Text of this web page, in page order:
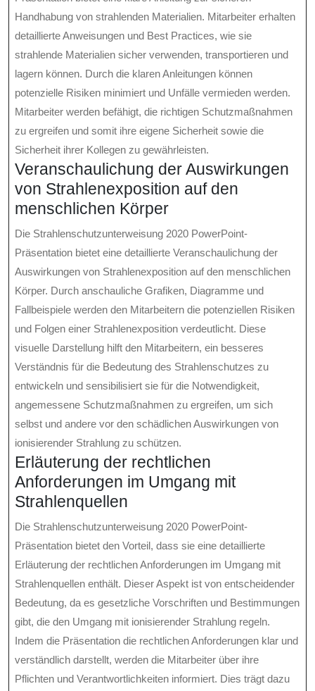
Handhabung von strahlenden Materialien. Mitarbeiter erhalten
detaillierte Anweisungen und Best Practices, wie sie
strahlende Materialien sicher verwenden, transportieren und
lagern können. Durch die klaren Anleitungen können
potenzielle Risiken minimiert und Unfälle vermieden werden.
Mitarbeiter werden befähigt, die richtigen Schutzmaßnahmen
zu ergreifen und somit ihre eigene Sicherheit sowie die
Sicherheit ihrer Kollegen zu gewährleisten.
Veranschaulichung der Auswirkungen
von Strahlenexposition auf den
menschlichen Körper
Die Strahlenschutzunterweisung 2020 PowerPoint-
Präsentation bietet eine detaillierte Veranschaulichung der
Auswirkungen von Strahlenexposition auf den menschlichen
Körper. Durch anschauliche Grafiken, Diagramme und
Fallbeispiele werden den Mitarbeitern die potenziellen Risiken
und Folgen einer Strahlenexposition verdeutlicht. Diese
visuelle Darstellung hilft den Mitarbeitern, ein besseres
Verständnis für die Bedeutung des Strahlenschutzes zu
entwickeln und sensibilisiert sie für die Notwendigkeit,
angemessene Schutzmaßnahmen zu ergreifen, um sich
selbst und andere vor den schädlichen Auswirkungen von
ionisierender Strahlung zu schützen.
Erläuterung der rechtlichen
Anforderungen im Umgang mit
Strahlenquellen
Die Strahlenschutzunterweisung 2020 PowerPoint-
Präsentation bietet den Vorteil, dass sie eine detaillierte
Erläuterung der rechtlichen Anforderungen im Umgang mit
Strahlenquellen enthält. Dieser Aspekt ist von entscheidender
Bedeutung, da es gesetzliche Vorschriften und Bestimmungen
gibt, die den Umgang mit ionisierender Strahlung regeln.
Indem die Präsentation die rechtlichen Anforderungen klar und
verständlich darstellt, werden die Mitarbeiter über ihre
Pflichten und Verantwortlichkeiten informiert. Dies trägt dazu